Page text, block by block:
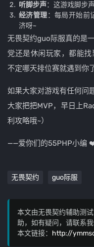
听脚步声：这游戏脚步
经济管理：每局开始前
济呀~
无畏契约guo际服真的是
党还是休闲玩家，都能
不定哪天排位赛就遇到你
如果大家对游戏有任何问
大家把把MVP，早日上
利攻略哦~）
——爱你们的55PHP小编
无畏契约 guo际服
本文由无畏契约辅助测
助，如有疑问，请联系我
本文链接： http://